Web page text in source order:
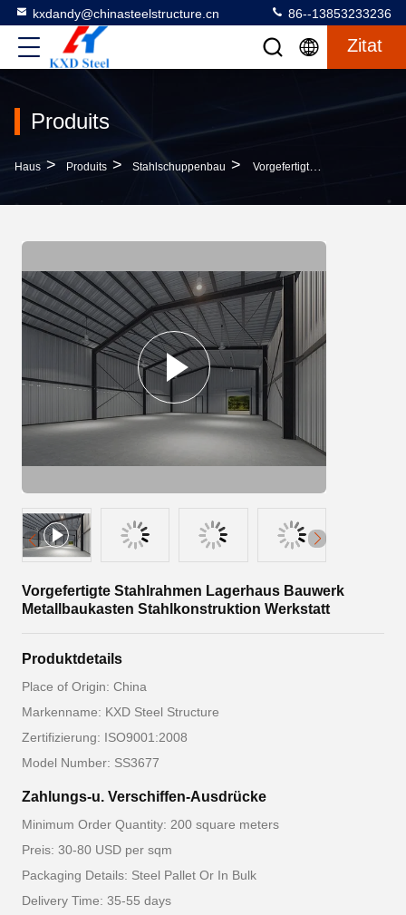
kxdandy@chinasteelstructure.cn 86--13853233236
Zitat
Produits
Haus > Produits > Stahlschuppenbau > Vorgefertigte Stahlrahmen Lagerhaus Bauwerk Metallbaukasten Stahlkonstruktion Werkstatt
Vorgefertigte Stahlrahmen Lagerhaus Bauwerk
Metallbaukasten Stahlkonstruktion Werkstatt
Produktdetails
Place of Origin: China
Markenname: KXD Steel Structure
Zertifizierung: ISO9001:2008
Model Number: SS3677
Zahlungs-u. Verschiffen-Ausdrücke
Minimum Order Quantity: 200 square meters
Preis: 30-80 USD per sqm
Packaging Details: Steel Pallet Or In Bulk
Delivery Time: 35-55 days